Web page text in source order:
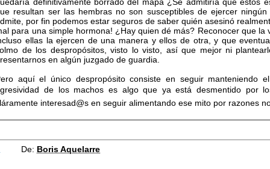
definitivamente borrado del mapa ¿Se admitiría que estos
resultan ser las hembras no son susceptibles de ejercer
por fin podemos estar seguros de saber quién asesinó
para una simple hormona! ¿Hay quien dé más? Reconocer que
ellas la ejercen de una manera y ellos de otra, y que
de los despropósitos, visto lo visto, así que mejor ni
en algún juzgado de guardia.
aquí el único despropósito consiste en seguir manteniendo
de los machos es algo que ya está desmentido por
interesad@s en seguir alimentando ese mito por razones
De: Boris Aquelarre